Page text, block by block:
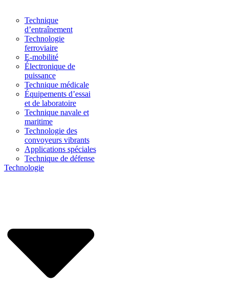
Technique
d’entraînement
Technologie
ferroviaire
E-mobilité
Électronique de
puissance
Technique médicale
Équipements d’essai
et de laboratoire
Technique navale et
maritime
Technologie des
convoyeurs vibrants
Applications spéciales
Technique de défense
Technologie